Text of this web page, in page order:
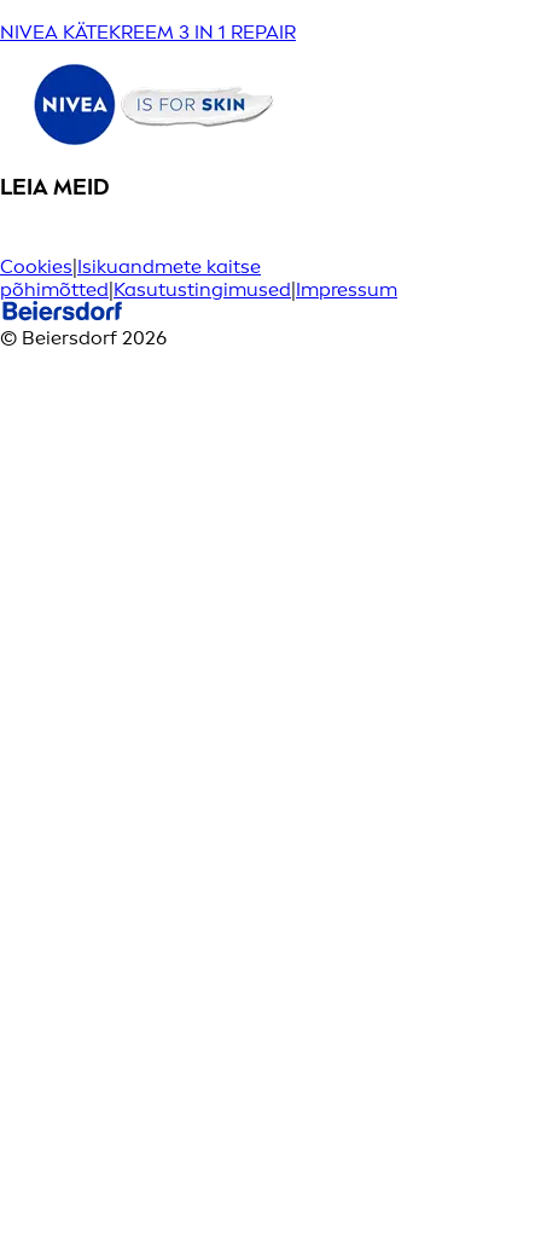
NIVEA KÄTEKREEM 3 IN 1 REPAIR
LEIA MEID
Cookies|Isikuandmete kaitse
põhimõtted|Kasutustingimused|Impressum
© Beiersdorf 2026